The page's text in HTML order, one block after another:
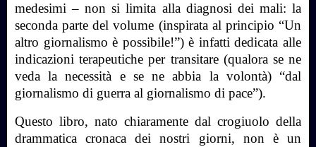
medesimi – non si limita alla diagnosi dei mali: la
seconda parte del volume (inspirata al principio “Un
altro giornalismo è possibile!”) è infatti dedicata alle
indicazioni terapeutiche per transitare (qualora se ne
veda la necessità e se ne abbia la volontà) “dal
giornalismo di guerra al giornalismo di pace”).
Questo libro, nato chiaramente dal crogiuolo della
drammatica cronaca dei nostri giorni, non è un